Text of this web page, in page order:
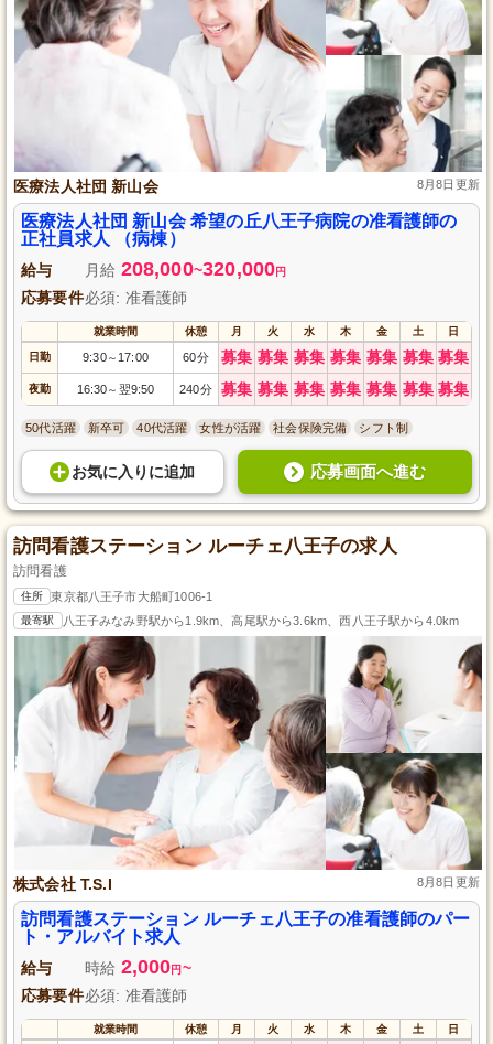
医療法人社団 新山会 8月8日更新
医療法人社団 新山会 希望の丘八王子病院の准看護師の
正社員求人 （病棟）
給与 月給 208,000~320,000円
応募要件必須: 准看護師
就業時間 休憩 月 火 水 木 金 土 日
日勤 9:30～ 17:00 60分 募集 募集 募集 募集 募集 募集 募集
夜勤 16:30～ 翌9:50 240分 募集 募集 募集 募集 募集 募集 募集
50代活躍 新卒可 40代活躍 女性が活躍 社会保険完備 シフト制
お気に入り に追加 応募画面へ進む
訪問看護ステーション ルーチェ八王子の求人
訪問看護
住所 東京都八王子市大船町1006-1
最寄駅 八王子みなみ野駅から1.9km、高尾駅から3.6km、西八王子駅から4.0km
株式会社 T.S.I 8月8日更新
訪問看護ステーション ルーチェ八王子の准看護師のパー
ト・アルバイト求人
給与 時給 2,000円 ~
応募要件必須: 准看護師
就業時間 休憩 月 火 水 木 金 土 日